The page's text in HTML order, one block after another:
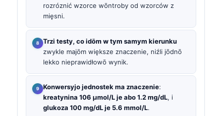
rozróznić wzorce wōntroby od wzorców z
mięsni.
Trzi testy, co idōm w tym samym kierunku
zwykle majōm większe znaczenie, niźli jōdnō
lekko nieprawidłowō wynik.
Konwersyjo jednostek ma znaczenie:
kreatynina 106 µmol/L je abo 1.2 mg/dL, i
glukoza 100 mg/dL je 5.6 mmol/L.